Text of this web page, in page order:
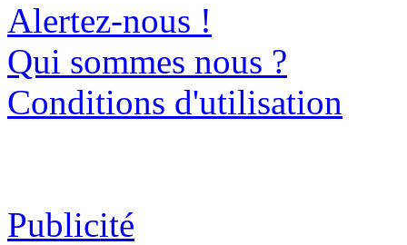
Alertez-nous !
Qui sommes nous ?
Conditions d'utilisation
Publicité